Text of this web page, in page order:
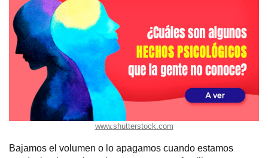
www.shutterstock.com
Bajamos el volumen o lo apagamos cuando estamos